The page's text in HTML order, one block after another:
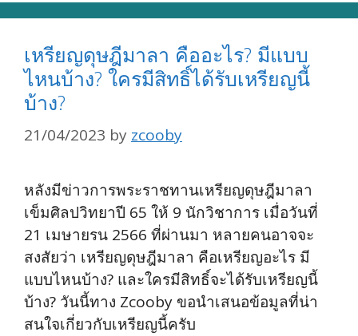
เหรียญดุษฎีมาลา คืออะไร? มีแบบ
ไหนบ้าง? ใครมีสิทธิ์ได้รับเหรียญนี้
บ้าง?
21/04/2023 by zcooby
หลังมีข่าวการพระราชทานเหรียญดุษฎีมาลา
เข็มศิลปวิทยาปี 65 ให้ 9 นักวิชาการ เมื่อวันที่
21 เมษายรน 2566 ที่ผ่านมา หลายคนอาจจะ
สงสัยว่า เหรียญดุษฎีมาลา คือเหรียญอะไร มี
แบบไหนบ้าง? และใครมีสิทธิ์จะได้รับเหรียญนี้
บ้าง? วันนี้ทาง Zcooby ขอนำเสนอข้อมูลที่น่า
สนใจเกี่ยวกับเหรียญนี้ครับ